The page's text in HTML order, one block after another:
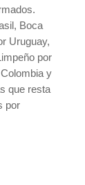
Boca
Uruguay,
por
y
que resta
por